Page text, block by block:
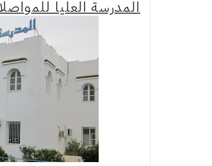
المدرسة العليا